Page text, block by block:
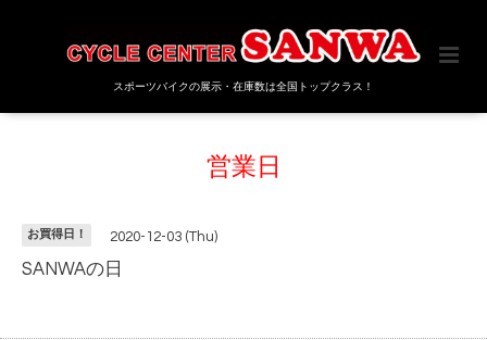
スポーツバイクの展示・在庫数は全国トップクラス！
営業日
お買得日！ 2020-12-03 (Thu)
SANWAの日